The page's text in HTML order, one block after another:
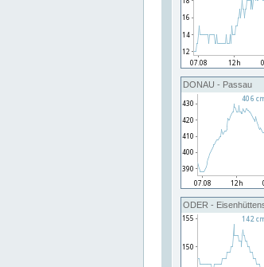
DONAU - Passau
ODER -